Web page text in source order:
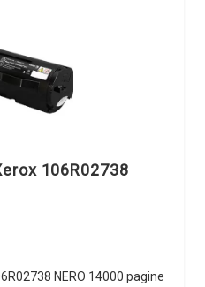
106R02738
NERO 14000 pagine